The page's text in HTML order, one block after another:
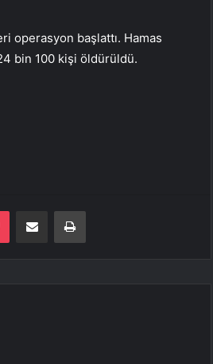
operasyon başlattı. Hamas
24 bin 100 kişi öldürüldü.
Pocket E-Posta ile paylaş Yazdır